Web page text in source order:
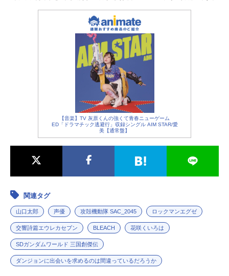
【音楽】TV 灰原くんの強くて青春ニューゲーム
ED「ドラマチック逃避行」収録シングル AIM STAR/愛
美【通常盤】
関連タグ
山口太郎 声優 攻殻機動隊 SAC_2045 ロックマンエグゼ
交響詩篇エウレカセブン BLEACH 花咲くいろは
SDガンダムワールド 三国創傑伝
ダンジョンに出会いを求めるのは間違っているだろうか